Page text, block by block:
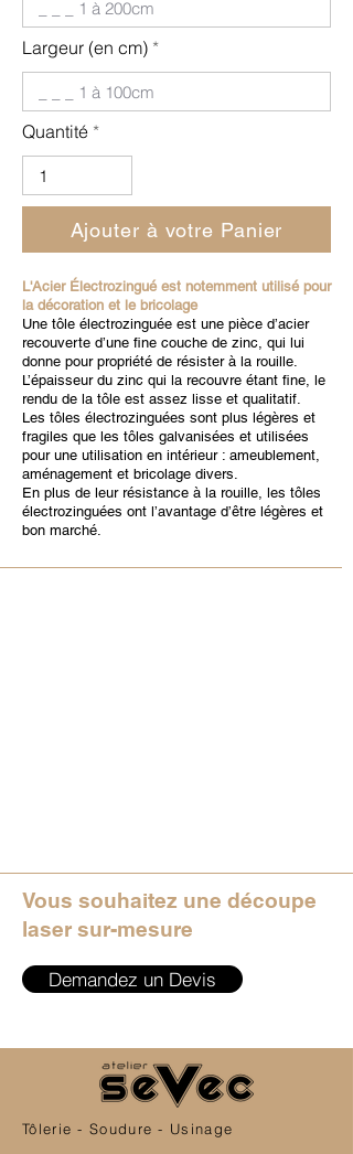
Largeur (en cm)
Quantité
Ajouter à votre Panier
L'Acier Électrozingué est notemment utilisé pour
la décoration et le bricolage
Une tôle électrozinguée est une pièce d’acier
recouverte d’une fine couche de zinc, qui lui
donne pour propriété de résister à la rouille.
L’épaisseur du zinc qui la recouvre étant fine, le
rendu de la tôle est assez lisse et qualitatif.
Les tôles électrozinguées sont plus légères et
fragiles que les tôles galvanisées et utilisées
pour une utilisation en intérieur : ameublement,
aménagement et bricolage divers.
En plus de leur résistance à la rouille, les tôles
électrozinguées ont l’avantage d’être légères et
bon marché.
Vous souhaitez une découpe
laser sur-mesure
Demandez un Devis
Tôlerie - Soudure - Usinage